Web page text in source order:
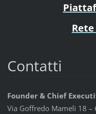
Contatti
Founder & Chief
Via Goffredo Mameli 18 –